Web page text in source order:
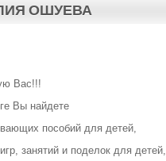
ОШУЕВА
Вас!!!
Вы найдете
пособий для детей,
занятий и поделок для детей,